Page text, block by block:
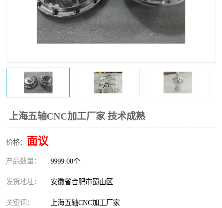
上海五轴CNC加工厂家 技术成熟
价格： 面议
产品数量： 9999.00个
发货地址： 安徽省合肥市蜀山区
关键词： 上海五轴CNC加工厂家
不锈钢加工